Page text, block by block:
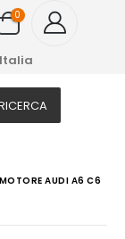
0
AUDI A6 C6